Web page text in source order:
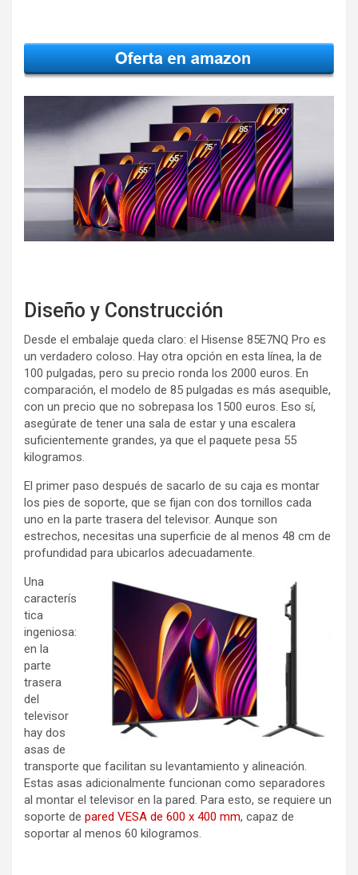
Diseño y Construcción
Desde el embalaje queda claro: el Hisense 85E7NQ Pro es
un verdadero coloso. Hay otra opción en esta línea, la de
100 pulgadas, pero su precio ronda los 2000 euros. En
comparación, el modelo de 85 pulgadas es más asequible,
con un precio que no sobrepasa los 1500 euros. Eso sí,
asegúrate de tener una sala de estar y una escalera
suficientemente grandes, ya que el paquete pesa 55
kilogramos.
El primer paso después de sacarlo de su caja es montar
los pies de soporte, que se fijan con dos tornillos cada
uno en la parte trasera del televisor. Aunque son
estrechos, necesitas una superficie de al menos 48 cm de
profundidad para ubicarlos adecuadamente.
Una
caracterís
tica
ingeniosa:
en la
parte
trasera
del
televisor
hay dos
asas de
transporte que facilitan su levantamiento y alineación.
Estas asas adicionalmente funcionan como separadores
al montar el televisor en la pared. Para esto, se requiere un
soporte de pared VESA de 600 x 400 mm, capaz de
soportar al menos 60 kilogramos.